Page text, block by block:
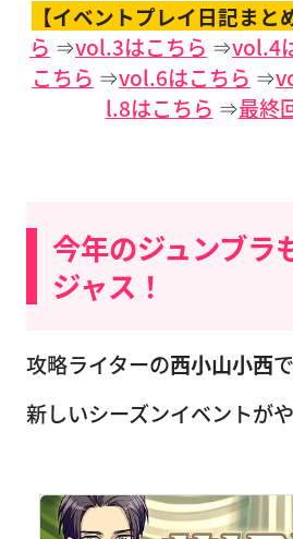
【イベントプレイ日記まと
ら ⇒vol.3はこちら ⇒vol.4
こちら ⇒vol.6はこちら ⇒
l.8はこちら ⇒最終
今年のジュンブラ
ジャス！
攻略ライターの西小山小西
新しいシーズンイベントが